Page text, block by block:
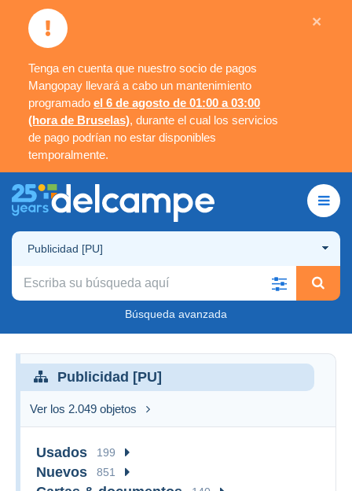
Tenga en cuenta que nuestro socio de pagos
Mangopay llevará a cabo un mantenimiento
programado el 6 de agosto de 01:00 a 03:00
(hora de Bruselas), durante el cual los servicios
de pago podrían no estar disponibles
temporalmente.
×
Publicidad [PU]
Búsqueda avanzada
Publicidad [PU]
Ver los 2.049 objetos
Usados 199
Nuevos 851